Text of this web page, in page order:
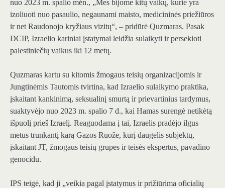
nuo 2023 m. spalio mėn., „Mes bijome kitų vaikų, kurie yra
izoliuoti nuo pasaulio, negaunami maisto, medicininės priežiūros
ir net Raudonojo kryžiaus vizitų“, – pridūrė Quzmaras. Pasak
DCIP, Izraelio kariniai įstatymai leidžia sulaikyti ir persekioti
palestiniečių vaikus iki 12 metų.
Quzmaras kartu su kitomis žmogaus teisių organizacijomis ir
Jungtinėmis Tautomis tvirtina, kad Izraelio sulaikymo praktika,
įskaitant kankinimą, seksualinį smurtą ir prievartinius tardymus,
suaktyvėjo nuo 2023 m. spalio 7 d., kai Hamas surengė netikėtą
išpuolį prieš Izraelį. Reaguodama į tai, Izraelis pradėjo ilgus
metus trunkantį karą Gazos Ruože, kurį daugelis subjektų,
įskaitant JT, žmogaus teisių grupes ir teisės ekspertus, pavadino
genocidu.
IPS teigė, kad ji „veikia pagal įstatymus ir prižiūrima oficialių